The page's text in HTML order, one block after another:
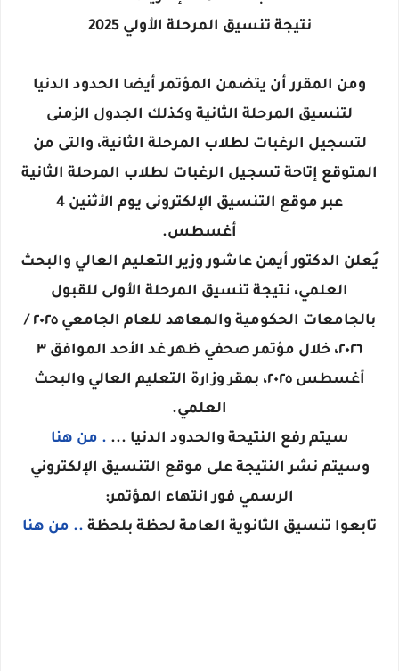
نتيجة تنسيق المرحلة الأولي 2025
ومن المقرر أن يتضمن المؤتمر أيضا الحدود الدنيا
لتنسيق المرحلة الثانية وكذلك الجدول الزمنى
لتسجيل الرغبات لطلاب المرحلة الثانية، والتى من
المتوقع إتاحة تسجيل الرغبات لطلاب المرحلة الثانية
عبر موقع التنسيق الإلكترونى يوم الأثنين 4
أغسطس.
يُعلن الدكتور أيمن عاشور وزير التعليم العالي والبحث
العلمي، نتيجة تنسيق المرحلة الأولى للقبول
بالجامعات الحكومية والمعاهد للعام الجامعي ٢٠٢٥ /
٢٠٢٦، خلال مؤتمر صحفي ظهر غد الأحد الموافق ٣
أغسطس ٢٠٢٥، بمقر وزارة التعليم العالي والبحث
العلمي.
سيتم رفع النتيحة والحدود الدنيا ... . من هنا
وسيتم نشر النتيجة على موقع التنسيق الإلكتروني
الرسمي فور انتهاء المؤتمر:
تابعوا تنسيق الثانوية العامة لحظة بلحظة .. من هنا